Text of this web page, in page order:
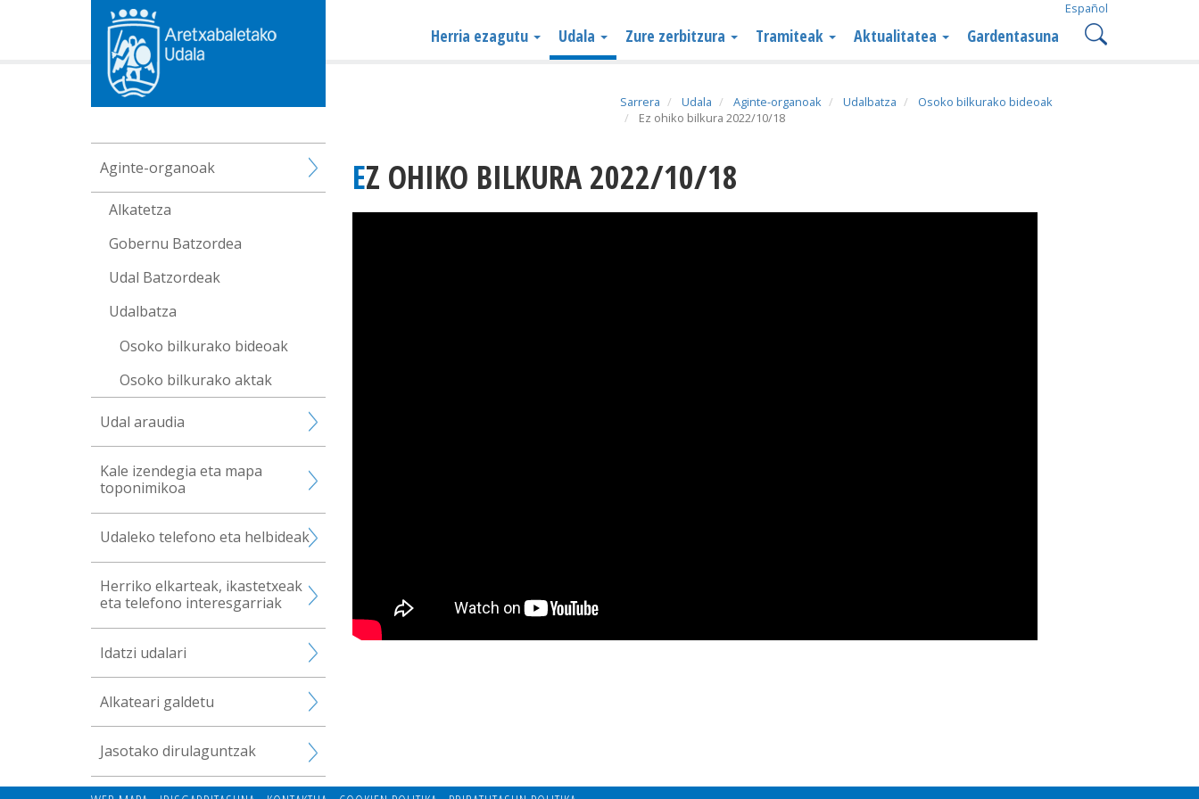
Español
Herria ezagutu Udala Zure zerbitzura Tramiteak Aktualitatea Gardentasuna
Sarrera Udala Aginte-organoak Udalbatza
Osoko bilkurako bideoak
Ez ohiko bilkura 2022/10/18
EZ OHIKO BILKURA 2022/10/18
Aginte-organoak
Alkatetza
Gobernu Batzordea
Udal Batzordeak
Udalbatza
Osoko bilkurako bideoak
Osoko bilkurako aktak
Udal araudia
Kale izendegia eta mapa
toponimikoa
Udaleko telefono eta helbideak
Herriko elkarteak, ikastetxeak
eta telefono interesgarriak
Idatzi udalari
Alkateari galdetu
Jasotako dirulaguntzak